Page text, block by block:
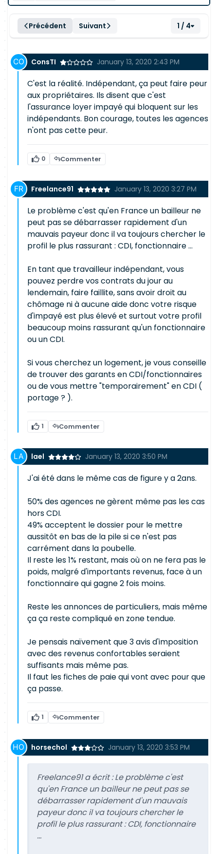
Précédent Suivant 1 / 4
ConsTI January 13, 2020 2:43 PM
C'est la réalité. Indépendant, ça peut faire peur
aux propriétaires. Ils disent que c'est
l'assurance loyer impayé qui bloquent sur les
indépendants. Bon courage, toutes les agences
n'ont pas cette peur.
0 Commenter
Freelance91 January 13, 2020 3:27 PM
Le problème c'est qu'en France un bailleur ne
peut pas se débarrasser rapidement d'un
mauvais payeur donc il va toujours chercher le
profil le plus rassurant : CDI, fonctionnaire ...
En tant que travailleur indépendant, vous
pouvez perdre vos contrats du jour au
lendemain, faire faillite, sans avoir droit au
chômage ni à aucune aide donc votre risque
d'impayé est plus élevé et surtout votre profil
beaucoup moins rassurant qu'un fonctionnaire
ou un CDI.
Si vous cherchez un logement, je vous conseille
de trouver des garants en CDI/fonctionnaires
ou de vous mettre "temporairement" en CDI (
portage ? ).
1 Commenter
lael January 13, 2020 3:50 PM
J'ai été dans le même cas de figure y a 2ans.
50% des agences ne gèrent même pas les cas
hors CDI.
49% acceptent le dossier pour le mettre
aussitôt en bas de la pile si ce n'est pas
carrément dans la poubelle.
Il reste les 1% restant, mais où on ne fera pas le
poids, malgré d'importants revenus, face à un
fonctionnaire qui gagne 2 fois moins.
Reste les annonces de particuliers, mais même
ça ça reste compliqué en zone tendue.
Je pensais naïvement que 3 avis d'imposition
avec des revenus confortables seraient
suffisants mais même pas.
Il faut les fiches de paie qui vont avec pour que
ça passe.
1 Commenter
horsechol January 13, 2020 3:53 PM
Freelance91 a écrit :Le problème c'est
qu'en France un bailleur ne peut pas se
débarrasser rapidement d'un mauvais
payeur donc il va toujours chercher le
profil le plus rassurant : CDI, fonctionnaire
...